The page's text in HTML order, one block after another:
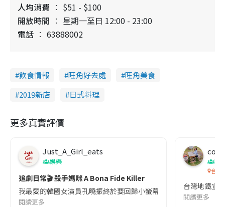
人均消費
$51 - $100
開放時間
星期一至日 12:00 - 23:00
電話
63888002
飲食情報 旺角好去處
旺角美食
2019新店
日式料理
更多真實評價
Just_A_Girl_eats
娛樂
追劇日常🎬 殺手媽咪 A Bona Fide Killer
我最愛的韓國女演員孔曉振終於要回歸小螢幕啦!這次的劇本改編
閱讀更多
co
吹
台灣
台灣地鐵宣
閱讀更多